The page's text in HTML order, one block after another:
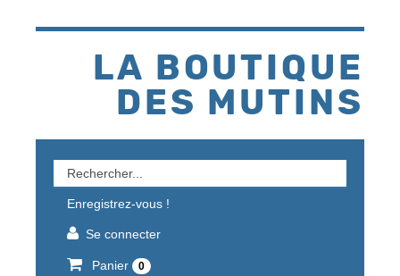
LA BOUTIQUE
DES MUTINS
Rechercher
un
produit
Enregistrez-vous !
Se connecter
Panier 0